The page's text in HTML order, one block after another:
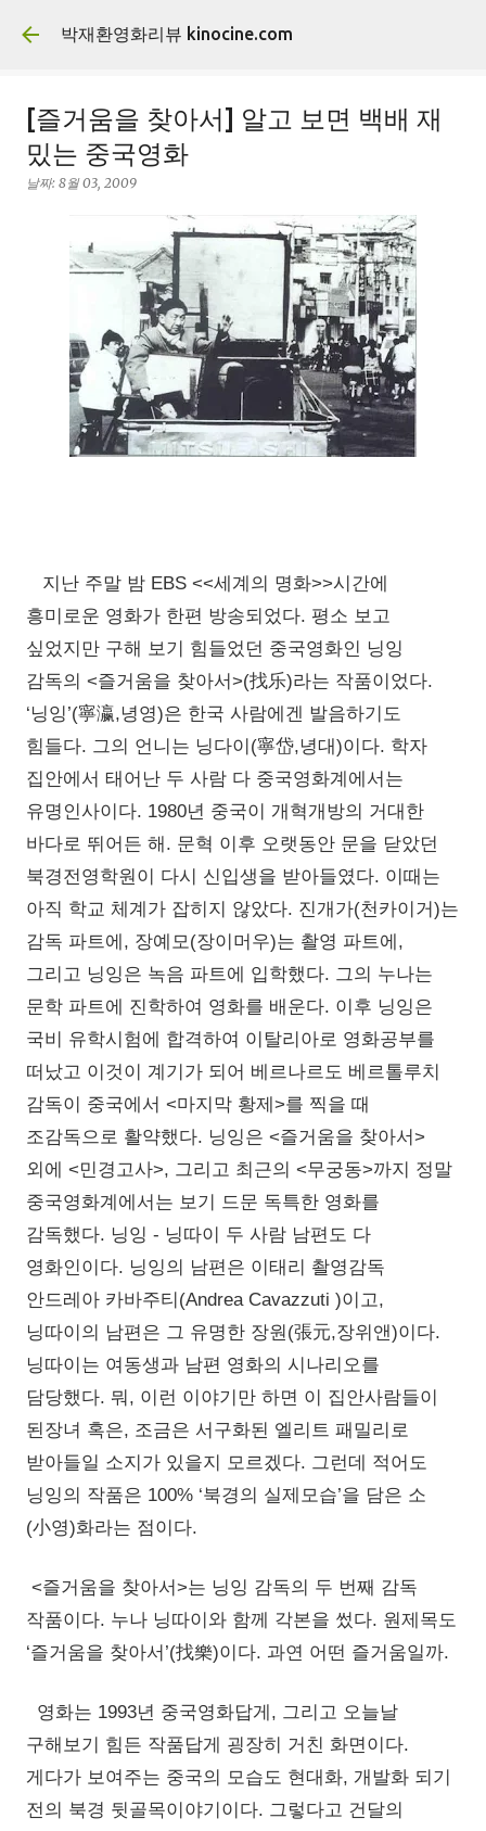
기본 콘텐츠로 건너뛰기
박재환영화리뷰 kinocine.com
[즐거움을 찾아서] 알고 보면 백배 재
밌는 중국영화
날짜: 8월 03, 2009
지난 주말 밤 EBS <<세계의 명화>>시간에
흥미로운 영화가 한편 방송되었다. 평소 보고
싶었지만 구해 보기 힘들었던 중국영화인 닝잉
감독의 <즐거움을 찾아서>(找乐)라는 작품이었다.
‘닝잉’(寧瀛,녕영)은 한국 사람에겐 발음하기도
힘들다. 그의 언니는 닝다이(寧岱,녕대)이다. 학자
집안에서 태어난 두 사람 다 중국영화계에서는
유명인사이다. 1980년 중국이 개혁개방의 거대한
바다로 뛰어든 해. 문혁 이후 오랫동안 문을 닫았던
북경전영학원이 다시 신입생을 받아들였다. 이때는
아직 학교 체계가 잡히지 않았다. 진개가(천카이거)는
감독 파트에, 장예모(장이머우)는 촬영 파트에,
그리고 닝잉은 녹음 파트에 입학했다. 그의 누나는
문학 파트에 진학하여 영화를 배운다. 이후 닝잉은
국비 유학시험에 합격하여 이탈리아로 영화공부를
떠났고 이것이 계기가 되어 베르나르도 베르톨루치
감독이 중국에서 <마지막 황제>를 찍을 때
조감독으로 활약했다. 닝잉은 <즐거움을 찾아서>
외에 <민경고사>, 그리고 최근의 <무궁동>까지 정말
중국영화계에서는 보기 드문 독특한 영화를
감독했다. 닝잉 - 닝따이 두 사람 남편도 다
영화인이다. 닝잉의 남편은 이태리 촬영감독
안드레아 카바주티(Andrea Cavazzuti )이고,
닝따이의 남편은 그 유명한 장원(張元,장위앤)이다.
닝따이는 여동생과 남편 영화의 시나리오를
담당했다. 뭐, 이런 이야기만 하면 이 집안사람들이
된장녀 혹은, 조금은 서구화된 엘리트 패밀리로
받아들일 소지가 있을지 모르겠다. 그런데 적어도
닝잉의 작품은 100% ‘북경의 실제모습’을 담은 소
(小영)화라는 점이다.
<즐거움을 찾아서>는 닝잉 감독의 두 번째 감독
작품이다. 누나 닝따이와 함께 각본을 썼다. 원제목도
‘즐거움을 찾아서’(找樂)이다. 과연 어떤 즐거움일까.
영화는 1993년 중국영화답게, 그리고 오늘날
구해보기 힘든 작품답게 굉장히 거친 화면이다.
게다가 보여주는 중국의 모습도 현대화, 개발화 되기
전의 북경 뒷골목이야기이다. 그렇다고 건달의